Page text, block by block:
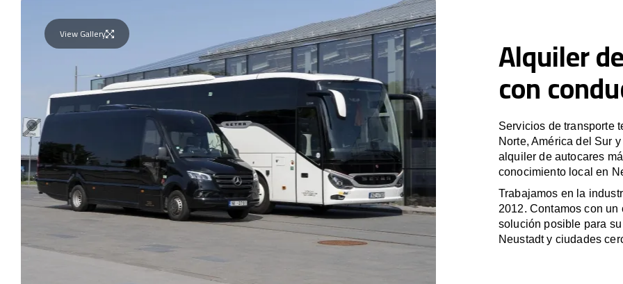
View Gallery Alquiler
con
Servicios de transporte
Norte, América del Sur
alquiler de autocares
conocimiento local en
Trabajamos en la
2012. Contamos con
solución posible para
Neustadt y ciudades